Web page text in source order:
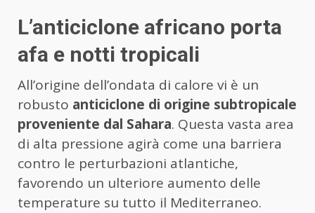
L’anticiclone africano porta
afa e notti tropicali
All’origine dell’ondata di calore vi è un
robusto anticiclone di origine subtropicale
proveniente dal Sahara. Questa vasta area
di alta pressione agirà come una barriera
contro le perturbazioni atlantiche,
favorendo un ulteriore aumento delle
temperature su tutto il Mediterraneo.